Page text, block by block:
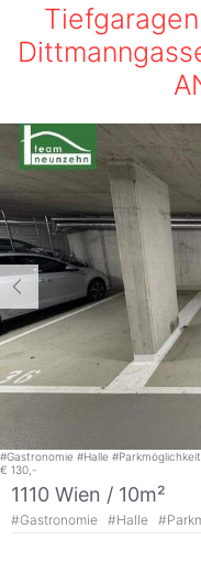
#Gastronomie #Halle #Parkmöglichkeit
€ 130,-
1110 Wien / 10m²
#Gastronomie #Halle #